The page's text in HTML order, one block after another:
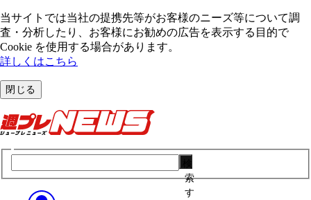
当サイトでは当社の提携先等がお客様のニーズ等について調
査・分析したり、お客様にお勧めの広告を表⽰する⽬的で
Cookie を使⽤する場合があります。
詳しくはこちら
閉じる
索
す